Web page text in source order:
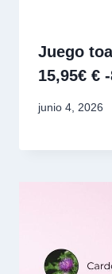
Juego
15,95€ €
junio 4, 2026